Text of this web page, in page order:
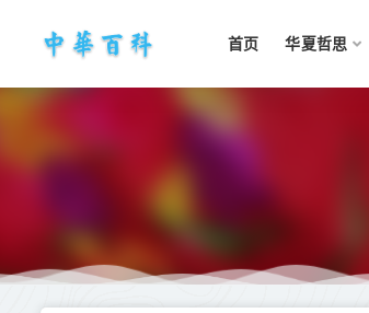
首页 华夏哲思